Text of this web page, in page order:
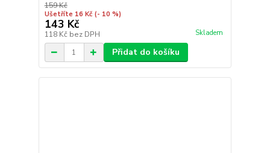
159 Kč
Ušetříte 16 Kč (- 10 %)
143 Kč
118 Kč bez DPH Skladem
Přidat do košíku